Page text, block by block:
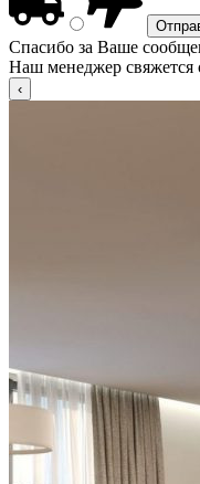
Спасибо за Ваше
Наш менеджер